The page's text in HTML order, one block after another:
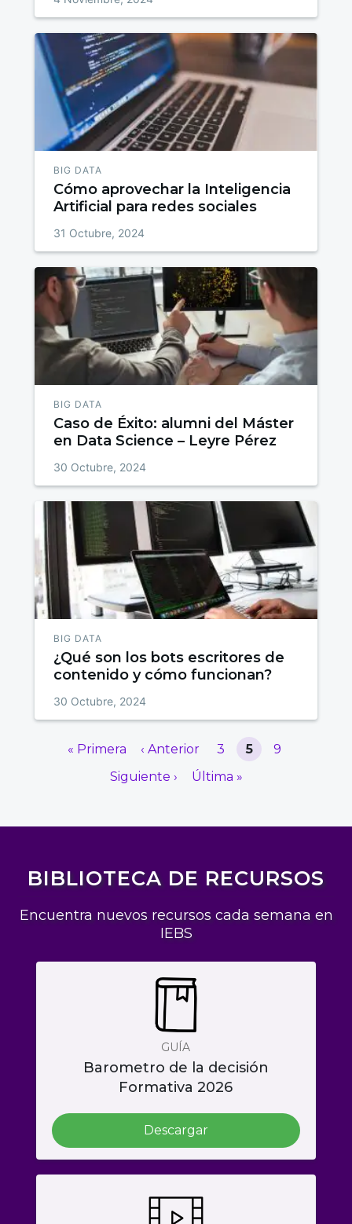
BIG DATA
Cómo aprovechar la Inteligencia
Artificial para redes sociales
31 Octubre, 2024
BIG DATA
Caso de Éxito: alumni del Máster
en Data Science – Leyre Pérez
30 Octubre, 2024
BIG DATA
¿Qué son los bots escritores de
contenido y cómo funcionan?
30 Octubre, 2024
« Primera ‹ Anterior 3 5
9
Siguiente ›
Última »
BIBLIOTECA DE RECURSOS
Encuentra nuevos recursos cada semana en
IEBS
GUÍA
Barometro de la decisión
Formativa 2026
Descargar